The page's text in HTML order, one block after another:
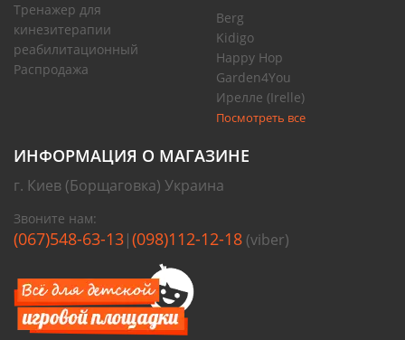
Тренажер для
кинезитерапии
реабилитационный
Распродажа
Berg
Kidigo
Happy Hop
Garden4You
Ирелле (Irelle)
Посмотреть все
ИНФОРМАЦИЯ О МАГАЗИНЕ
г. Киев (Борщаговка) Украина
Звоните нам:
(067)548-63-13|(098)112-12-18 (viber)